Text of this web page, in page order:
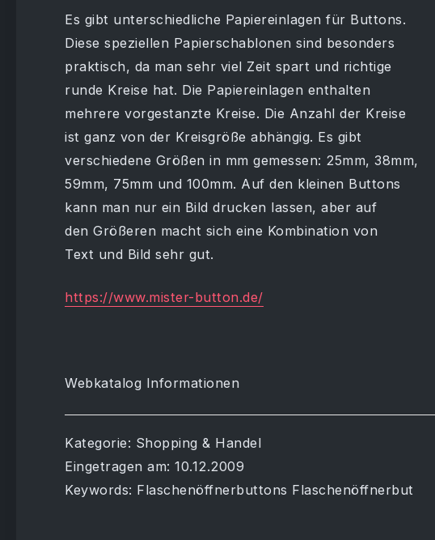
Es gibt unterschiedliche Papiereinlagen für Buttons.
Diese speziellen Papierschablonen sind besonders
praktisch, da man sehr viel Zeit spart und richtige
runde Kreise hat. Die Papiereinlagen enthalten
mehrere vorgestanzte Kreise. Die Anzahl der Kreise
ist ganz von der Kreisgröße abhängig. Es gibt
verschiedene Größen in mm gemessen: 25mm, 38mm,
59mm, 75mm und 100mm. Auf den kleinen Buttons
kann man nur ein Bild drucken lassen, aber auf
den Größeren macht sich eine Kombination von
Text und Bild sehr gut.
https://www.mister-button.de/
Webkatalog Informationen
Kategorie: Shopping & Handel
Eingetragen am: 10.12.2009
Keywords: Flaschenöffnerbuttons Flaschenöffnerbut